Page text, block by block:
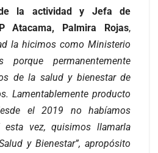
de la actividad y Jefa de
Atacama, Palmira Rojas,
la hicimos como Ministerio
porque permanentemente
de la salud y bienestar de
Lamentablemente producto
el 2019 no habíamos
esta vez, quisimos llamarla
y Bienestar”, apropósito